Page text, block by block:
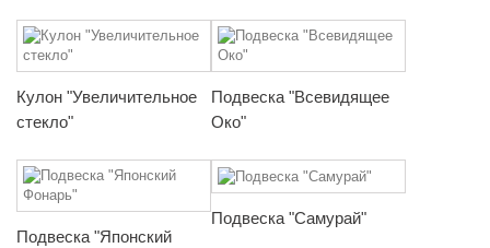
Кулон "Увеличительное
стекло"
Подвеска "Всевидящее
Око"
Подвеска "Японский
Подвеска "Самурай"